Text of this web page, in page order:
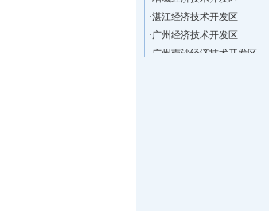
湛江经济技术开发区
广州经济技术开发区
广州南沙经济技术开发区